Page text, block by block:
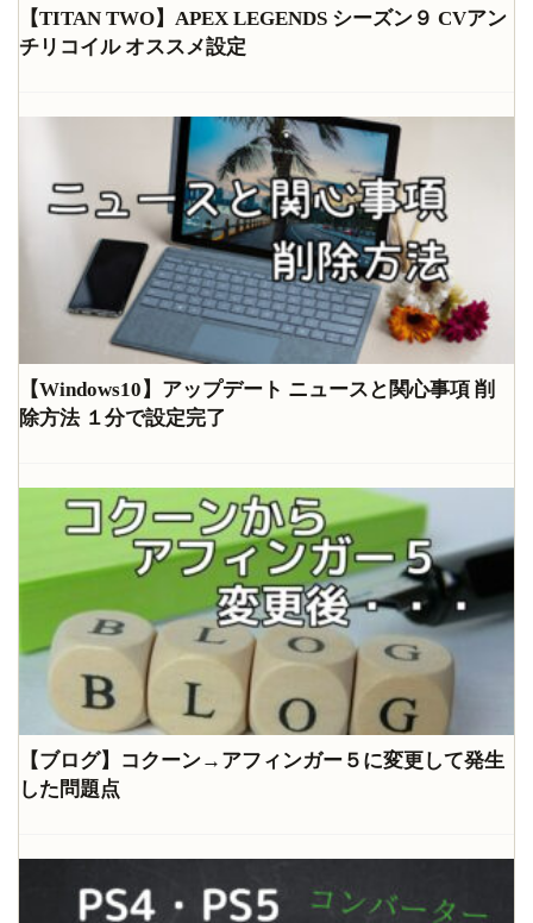
【TITAN TWO】APEX LEGENDS シーズン９ CVアン
チリコイル オススメ設定
【Windows10】アップデート ニュースと関心事項 削
除方法 １分で設定完了
【ブログ】コクーン→アフィンガー５に変更して発生
した問題点